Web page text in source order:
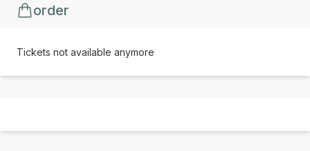
order
Tickets not available anymore